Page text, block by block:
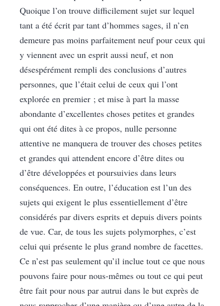
Quoique l’on trouve difficilement sujet sur lequel
tant a été écrit par tant d’hommes sages, il n’en
demeure pas moins parfaitement neuf pour ceux qui
y viennent avec un esprit aussi neuf, et non
désespérément rempli des conclusions d’autres
personnes, que l’était celui de ceux qui l’ont
explorée en premier ; et mise à part la masse
abondante d’excellentes choses petites et grandes
qui ont été dites à ce propos, nulle personne
attentive ne manquera de trouver des choses petites
et grandes qui attendent encore d’être dites ou
d’être développées et poursuivies dans leurs
conséquences. En outre, l’éducation est l’un des
sujets qui exigent le plus essentiellement d’être
considérés par divers esprits et depuis divers points
de vue. Car, de tous les sujets polymorphes, c’est
celui qui présente le plus grand nombre de facettes.
Ce n’est pas seulement qu’il inclue tout ce que nous
pouvons faire pour nous-mêmes ou tout ce qui peut
être fait pour nous par autrui dans le but exprès de